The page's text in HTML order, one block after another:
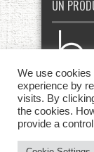
UN
We use cookies
experience by
visits. By
the cookies.
provide a